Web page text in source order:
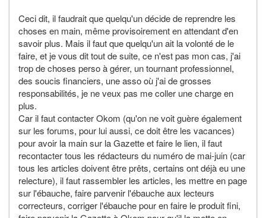
Ceci dit, il faudrait que quelqu'un décide de reprendre les
choses en main, même provisoirement en attendant d'en
savoir plus. Mais il faut que quelqu'un ait la volonté de le
faire, et je vous dit tout de suite, ce n'est pas mon cas, j'ai
trop de choses perso à gérer, un tournant professionnel,
des soucis financiers, une asso où j'ai de grosses
responsabilités, je ne veux pas me coller une charge en
plus.
Car il faut contacter Okom (qu'on ne voit guère également
sur les forums, pour lui aussi, ce doit être les vacances)
pour avoir la main sur la Gazette et faire le lien, il faut
recontacter tous les rédacteurs du numéro de mai-juin (car
tous les articles doivent être prêts, certains ont déjà eu une
relecture), il faut rassembler les articles, les mettre en page
sur l'ébauche, faire parvenir l'ébauche aux lecteurs
correcteurs, corriger l'ébauche pour en faire le produit fini,